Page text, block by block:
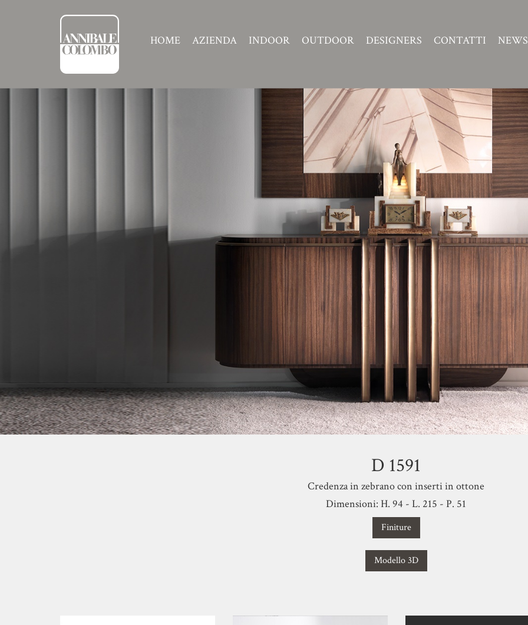
HOME AZIENDA INDOOR OUTDOOR DESIGNERS CONTATTI NEWS
D 1591
Credenza in zebrano con inserti in ottone
Dimensioni: H. 94 - L. 215 - P. 51
Finiture
Modello 3D